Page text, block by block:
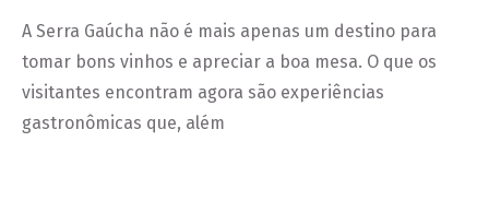
A Serra Gaúcha não é mais apenas um destino para
tomar bons vinhos e apreciar a boa mesa. O que os
visitantes encontram agora são experiências
gastronômicas que, além